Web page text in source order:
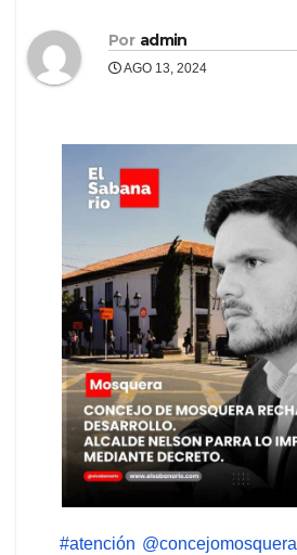
Por admin
AGO 13, 2024
#atención @concejomosquera